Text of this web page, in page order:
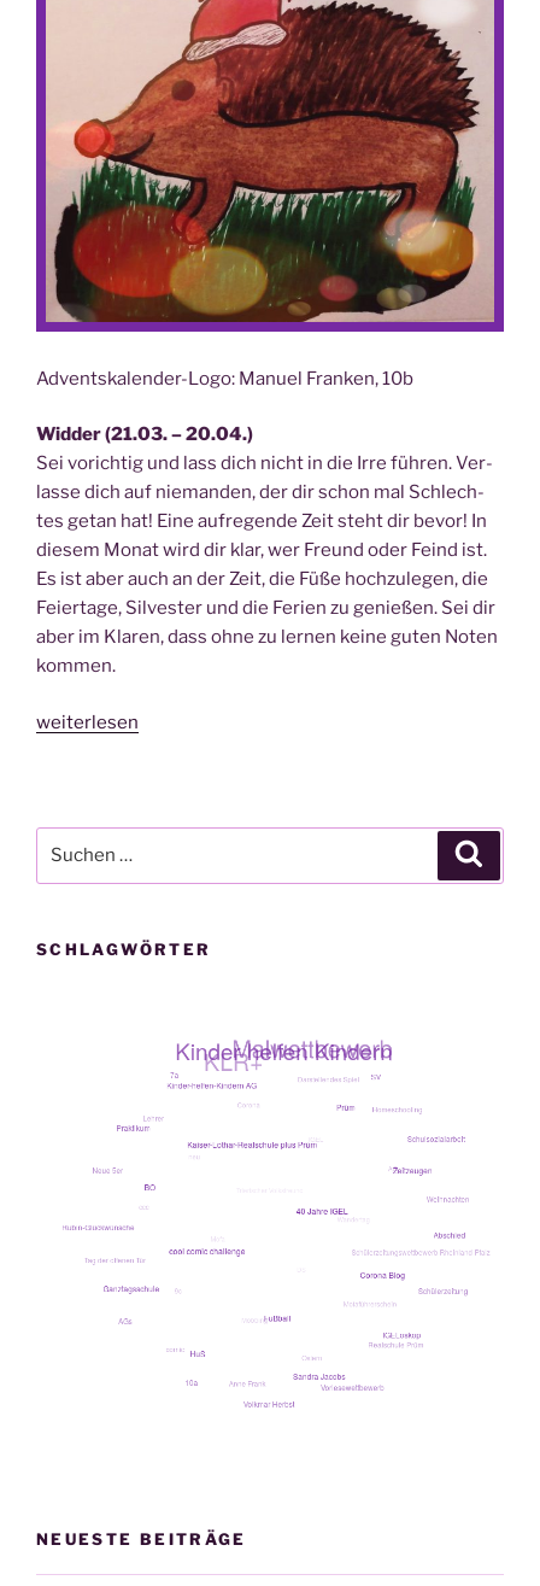
Advents­ka­len­der-Logo: Manu­el Fran­ken, 10b
Wid­der (21.03. – 20.04.)
Sei vorich­tig und lass dich nicht in die Irre füh­ren. Ver­
las­se dich auf nie­man­den, der dir schon mal Schlech­
tes getan hat! Eine auf­re­gen­de Zeit steht dir bevor! In
die­sem Monat wird dir klar, wer Freund oder Feind ist.
Es ist aber auch an der Zeit, die Füße hoch­zu­le­gen, die
Fei­er­ta­ge, Sil­ves­ter und die Feri­en zu genie­ßen. Sei dir
aber im Kla­ren, dass ohne zu ler­nen kei­ne guten Noten
kom­men.
„IGEL-
der
ers­
chen:
weiterlesen
nach:
SCHLAGWÖRTER
NEUESTE BEITRÄGE